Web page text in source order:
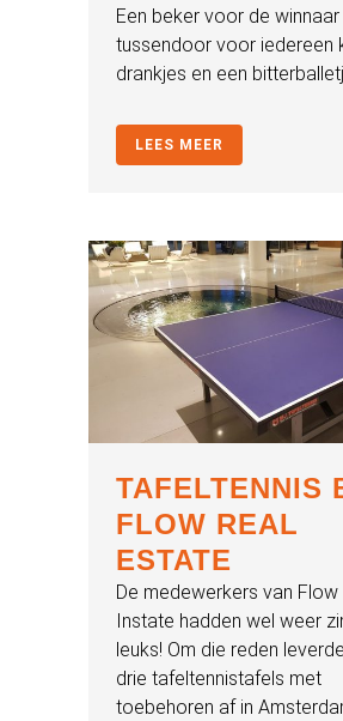
Een beker voor de winnaar
tussendoor voor iedereen
drankjes en een
LEES MEER
TAFELTENNIS
FLOW REAL
ESTATE
De medewerkers van Flow
Instate hadden wel weer
leuks! Om die reden
drie tafeltennistafels met
toebehoren af in